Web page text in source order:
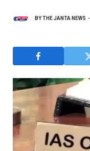
BYTHE JANTA NEWS